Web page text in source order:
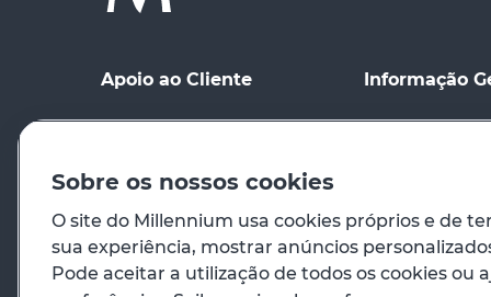
Apoio ao Cliente
Ponto de contacto
Preçário
Em caso de emergência
Informação
Condições
Condições de
Princípios
Venda de
Sobre os nossos cookies
O site do Millennium usa cookies próprios e de
sua experiência, mostrar anúncios
Pode aceitar a utilização de todos os cookies ou